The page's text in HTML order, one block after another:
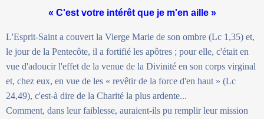
« C'est votre intérêt que je m'en aille »
L'Esprit-Saint a couvert la Vierge Marie de son ombre (Lc 1,35) et,
le jour de la Pentecôte, il a fortifié les apôtres ; pour elle, c'était en
vue d'adoucir l'effet de la venue de la Divinité en son corps virginal
et, chez eux, en vue de les « revêtir de la force d'en haut » (Lc
24,49), c'est-à dire de la Charité la plus ardente...
Comment, dans leur faiblesse, auraient-ils pu remplir leur mission